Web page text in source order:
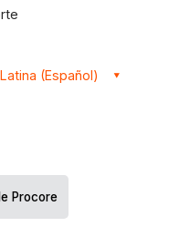
(Español)
Procore